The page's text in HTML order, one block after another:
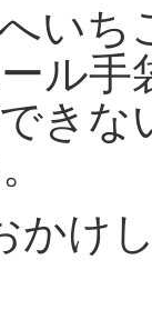
へい
ル
き
かけ